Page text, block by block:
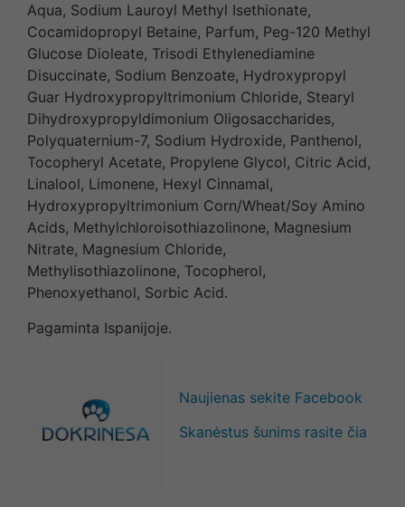
Aqua, Sodium Lauroyl Methyl Isethionate,
Cocamidopropyl Betaine, Parfum, Peg-120 Methyl
Glucose Dioleate, Trisodi Ethylenediamine
Disuccinate, Sodium Benzoate, Hydroxypropyl
Guar Hydroxypropyltrimonium Chloride, Stearyl
Dihydroxypropyldimonium Oligosaccharides,
Polyquaternium-7, Sodium Hydroxide, Panthenol,
Tocopheryl Acetate, Propylene Glycol, Citric Acid,
Linalool, Limonene, Hexyl Cinnamal,
Hydroxypropyltrimonium Corn/Wheat/Soy Amino
Acids, Methylchloroisothiazolinone, Magnesium
Nitrate, Magnesium Chloride,
Methylisothiazolinone, Tocopherol,
Phenoxyethanol, Sorbic Acid.
Pagaminta Ispanijoje.
Naujienas sekite Facebook
Skanėstus šunims rasite čia